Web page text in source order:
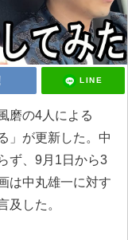
LINE
磨の4人による
」が更新した。中
ず、9月1日から3
は中丸雄一に対す
及した。